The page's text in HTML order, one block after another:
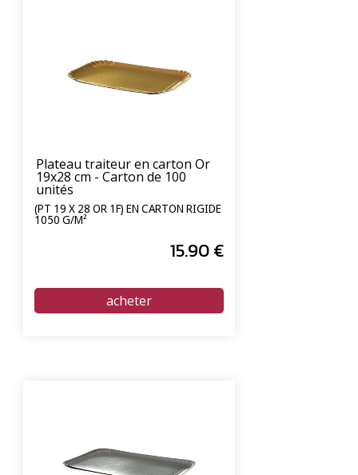
Plateau traiteur en carton Or
19x28 cm - Carton de 100
unités
(PT 19 X 28 OR 1F) EN CARTON RIGIDE
1050 G/M²
15.90€